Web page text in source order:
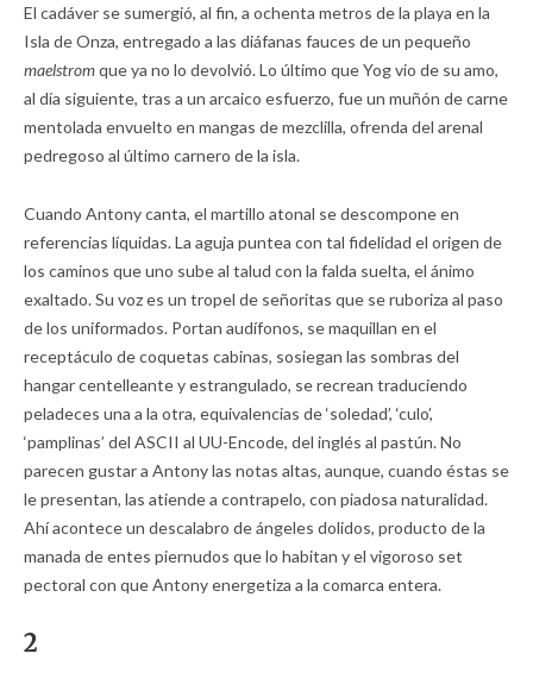
El cadáver se sumergió, al fin, a ochenta metros de la playa en la
Isla de Onza, entregado a las diáfanas fauces de un pequeño
maelstromque ya no lo devolvió. Lo último que Yog vio de su amo,
al día siguiente, tras a un arcaico esfuerzo, fue un muñón de carne
mentolada envuelto en mangas de mezclilla, ofrenda del arenal
pedregoso al último carnero de la isla.
Cuando Antony canta, el martillo atonal se descompone en
referencias líquidas. La aguja puntea con tal fidelidad el origen de
los caminos que uno sube al talud con la falda suelta, el ánimo
exaltado. Su voz es un tropel de señoritas que se ruboriza al paso
de los uniformados. Portan audífonos, se maquillan en el
receptáculo de coquetas cabinas, sosiegan las sombras del
hangar centelleante y estrangulado, se recrean traduciendo
peladeces una a la otra, equivalencias de ‘soledad’, ‘culo’,
‘pamplinas’ del ASCII al UU-Encode, del inglés al pastún. No
parecen gustar a Antony las notas altas, aunque, cuando éstas se
le presentan, las atiende a contrapelo, con piadosa naturalidad.
Ahí acontece un descalabro de ángeles dolidos, producto de la
manada de entes piernudos que lo habitan y el vigoroso set
pectoral con que Antony energetiza a la comarca entera.
2